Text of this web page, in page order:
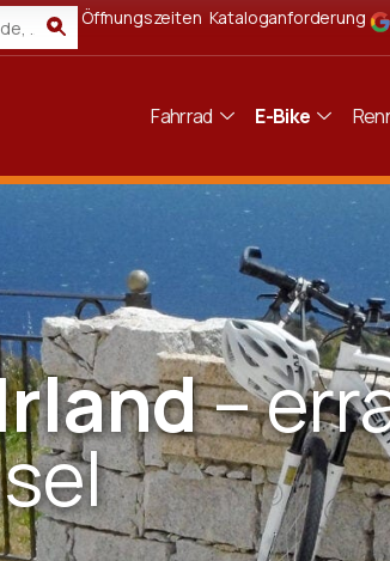
Öffnungszeiten Kataloganforderung
Fahrrad E-Bike
–